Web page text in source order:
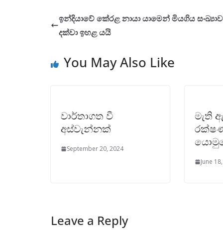
ඉන්දියාවේ කේරළ නායා යාමෙන් මියගිය
දක්වා ඉහළ යයි
You May Also Like
වාර්තාගත වී
අස්වැන්නක්
September 20, 2024
මැති
June
Leave a Reply